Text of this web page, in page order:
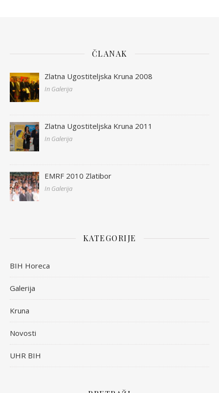
ČLANAK
Zlatna Ugostiteljska Kruna 2008
In Galerija
Zlatna Ugostiteljska Kruna 2011
In Galerija
EMRF 2010 Zlatibor
In Galerija
KATEGORIJE
BIH Horeca
Galerija
Kruna
Novosti
UHR BIH